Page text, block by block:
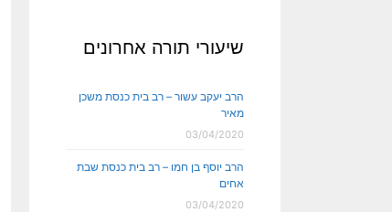
שיעורי תורה אחרונים
הרב יעקב עשור – רב בית כנסת משכן
מאיר
03/04/2020
הרב יוסף בן חמו – רב בית כנסת שבת
אחים
03/04/2020